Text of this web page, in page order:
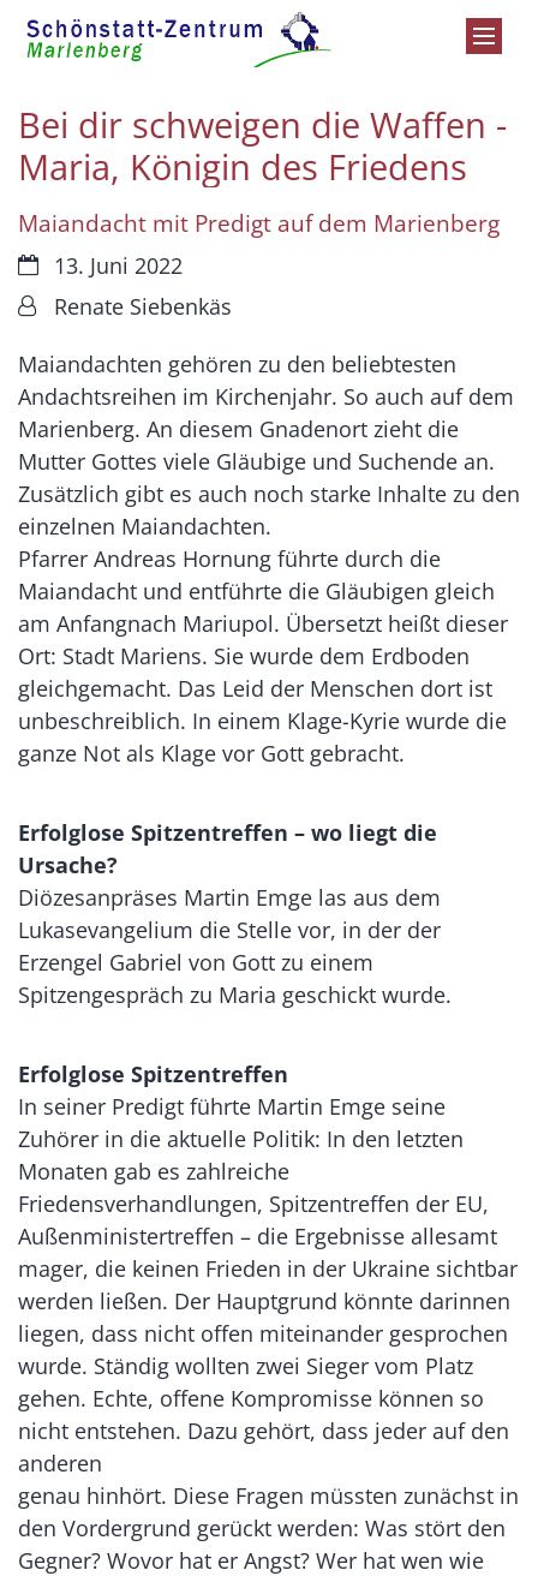
Zum Inhalt springen
Bei dir schweigen die Waffen -
Maria, Königin des Friedens
Maiandacht mit Predigt auf dem Marienberg
Datum:13. Juni 2022
Von:Renate Siebenkäs
Maiandachten gehören zu den beliebtesten
Andachtsreihen im Kirchenjahr. So auch auf dem
Marienberg. An diesem Gnadenort zieht die
Mutter Gottes viele Gläubige und Suchende an.
Zusätzlich gibt es auch noch starke Inhalte zu den
einzelnen Maiandachten.
Pfarrer Andreas Hornung führte durch die
Maiandacht und entführte die Gläubigen gleich
am Anfangnach Mariupol. Übersetzt heißt dieser
Ort: Stadt Mariens. Sie wurde dem Erdboden
gleichgemacht. Das Leid der Menschen dort ist
unbeschreiblich. In einem Klage-Kyrie wurde die
ganze Not als Klage vor Gott gebracht.
Erfolglose Spitzentreffen – wo liegt die
Ursache?
Diözesanpräses Martin Emge las aus dem
Lukasevangelium die Stelle vor, in der der
Erzengel Gabriel von Gott zu einem
Spitzengespräch zu Maria geschickt wurde.
Erfolglose Spitzentreffen
In seiner Predigt führte Martin Emge seine
Zuhörer in die aktuelle Politik: In den letzten
Monaten gab es zahlreiche
Friedensverhandlungen, Spitzentreffen der EU,
Außenministertreffen – die Ergebnisse allesamt
mager, die keinen Frieden in der Ukraine sichtbar
werden ließen. Der Hauptgrund könnte darinnen
liegen, dass nicht offen miteinander gesprochen
wurde. Ständig wollten zwei Sieger vom Platz
gehen. Echte, offene Kompromisse können so
nicht entstehen. Dazu gehört, dass jeder auf den
anderen
genau hinhört. Diese Fragen müssten zunächst in
den Vordergrund gerückt werden: Was stört den
Gegner? Wovor hat er Angst? Wer hat wen wie